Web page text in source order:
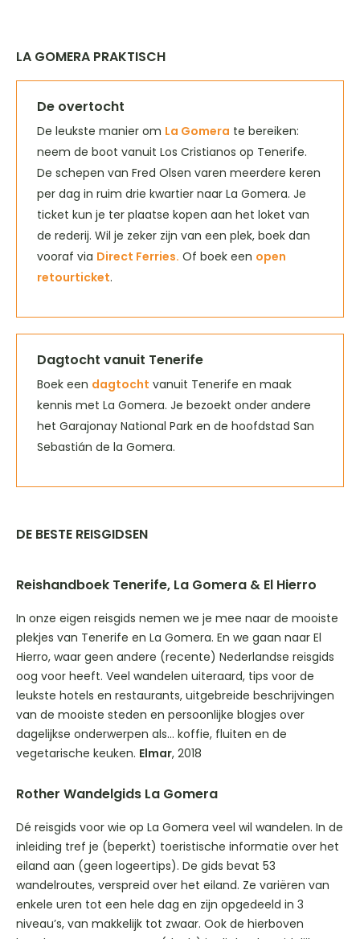
LA GOMERA PRAKTISCH
De overtocht
De leukste manier om La Gomera te bereiken:
neem de boot vanuit Los Cristianos op Tenerife.
De schepen van Fred Olsen varen meerdere keren
per dag in ruim drie kwartier naar La Gomera. Je
ticket kun je ter plaatse kopen aan het loket van
de rederij. Wil je zeker zijn van een plek, boek dan
vooraf via Direct Ferries. Of boek een open
retourticket.
Dagtocht vanuit Tenerife
Boek een dagtocht vanuit Tenerife en maak
kennis met La Gomera. Je bezoekt onder andere
het Garajonay National Park en de hoofdstad San
Sebastián de la Gomera.
DE BESTE REISGIDSEN
Reishandboek Tenerife, La Gomera & El Hierro
In onze eigen reisgids nemen we je mee naar de mooiste
plekjes van Tenerife en La Gomera. En we gaan naar El
Hierro, waar geen andere (recente) Nederlandse reisgids
oog voor heeft. Veel wandelen uiteraard, tips voor de
leukste hotels en restaurants, uitgebreide beschrijvingen
van de mooiste steden en persoonlijke blogjes over
dagelijkse onderwerpen als… koffie, fluiten en de
vegetarische keuken. Elmar, 2018
Rother Wandelgids La Gomera
Dé reisgids voor wie op La Gomera veel wil wandelen. In de
inleiding tref je (beperkt) toeristische informatie over het
eiland aan (geen logeertips). De gids bevat 53
wandelroutes, verspreid over het eiland. Ze variëren van
enkele uren tot een hele dag en zijn opgedeeld in 3
niveau’s, van makkelijk tot zwaar. Ook de hierboven